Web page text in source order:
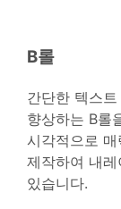
B롤
간단한 텍스
향상하는 B롤
시각적으로
제작하여 내
있습니다.